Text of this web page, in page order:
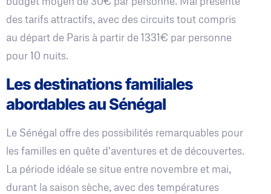
des tarifs attractifs, avec des circuits tout compris
au départ de Paris à partir de 1331€ par personne
pour 10 nuits.
Les destinations familiales
abordables au Sénégal
Le Sénégal offre des possibilités remarquables pour
les familles en quête d'aventures et de découvertes.
La période idéale se situe entre novembre et mai,
durant la saison sèche, avec des températures